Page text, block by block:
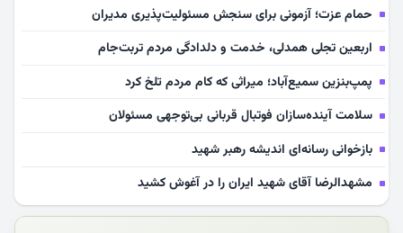
حمام عزت؛ آزمونی برای سنجش مسئولیت‌پذیری مدیران
اربعین تجلی همدلی، خدمت و دلدادگی مردم تربت‌جام
پمپ‌بنزین سمیع‌آباد؛ میراثی که کام مردم تلخ کرد
سلامت آینده‌سازان فوتبال قربانی بی‌توجهی مسئولان
بازخوانی رسانه‌ای اندیشه رهبر شهید
مشهدالرضا آقای شهید ایران را در آغوش کشید
مکن ای صبح طلوع